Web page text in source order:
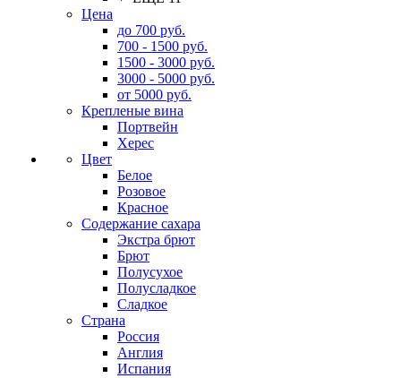
Цена
до 700 руб.
700 - 1500 руб.
1500 - 3000 руб.
3000 - 5000 руб.
от 5000 руб.
Крепленые вина
Портвейн
Херес
Цвет
Белое
Розовое
Красное
Содержание сахара
Экстра брют
Брют
Полусухое
Полусладкое
Сладкое
Страна
Россия
Англия
Испания